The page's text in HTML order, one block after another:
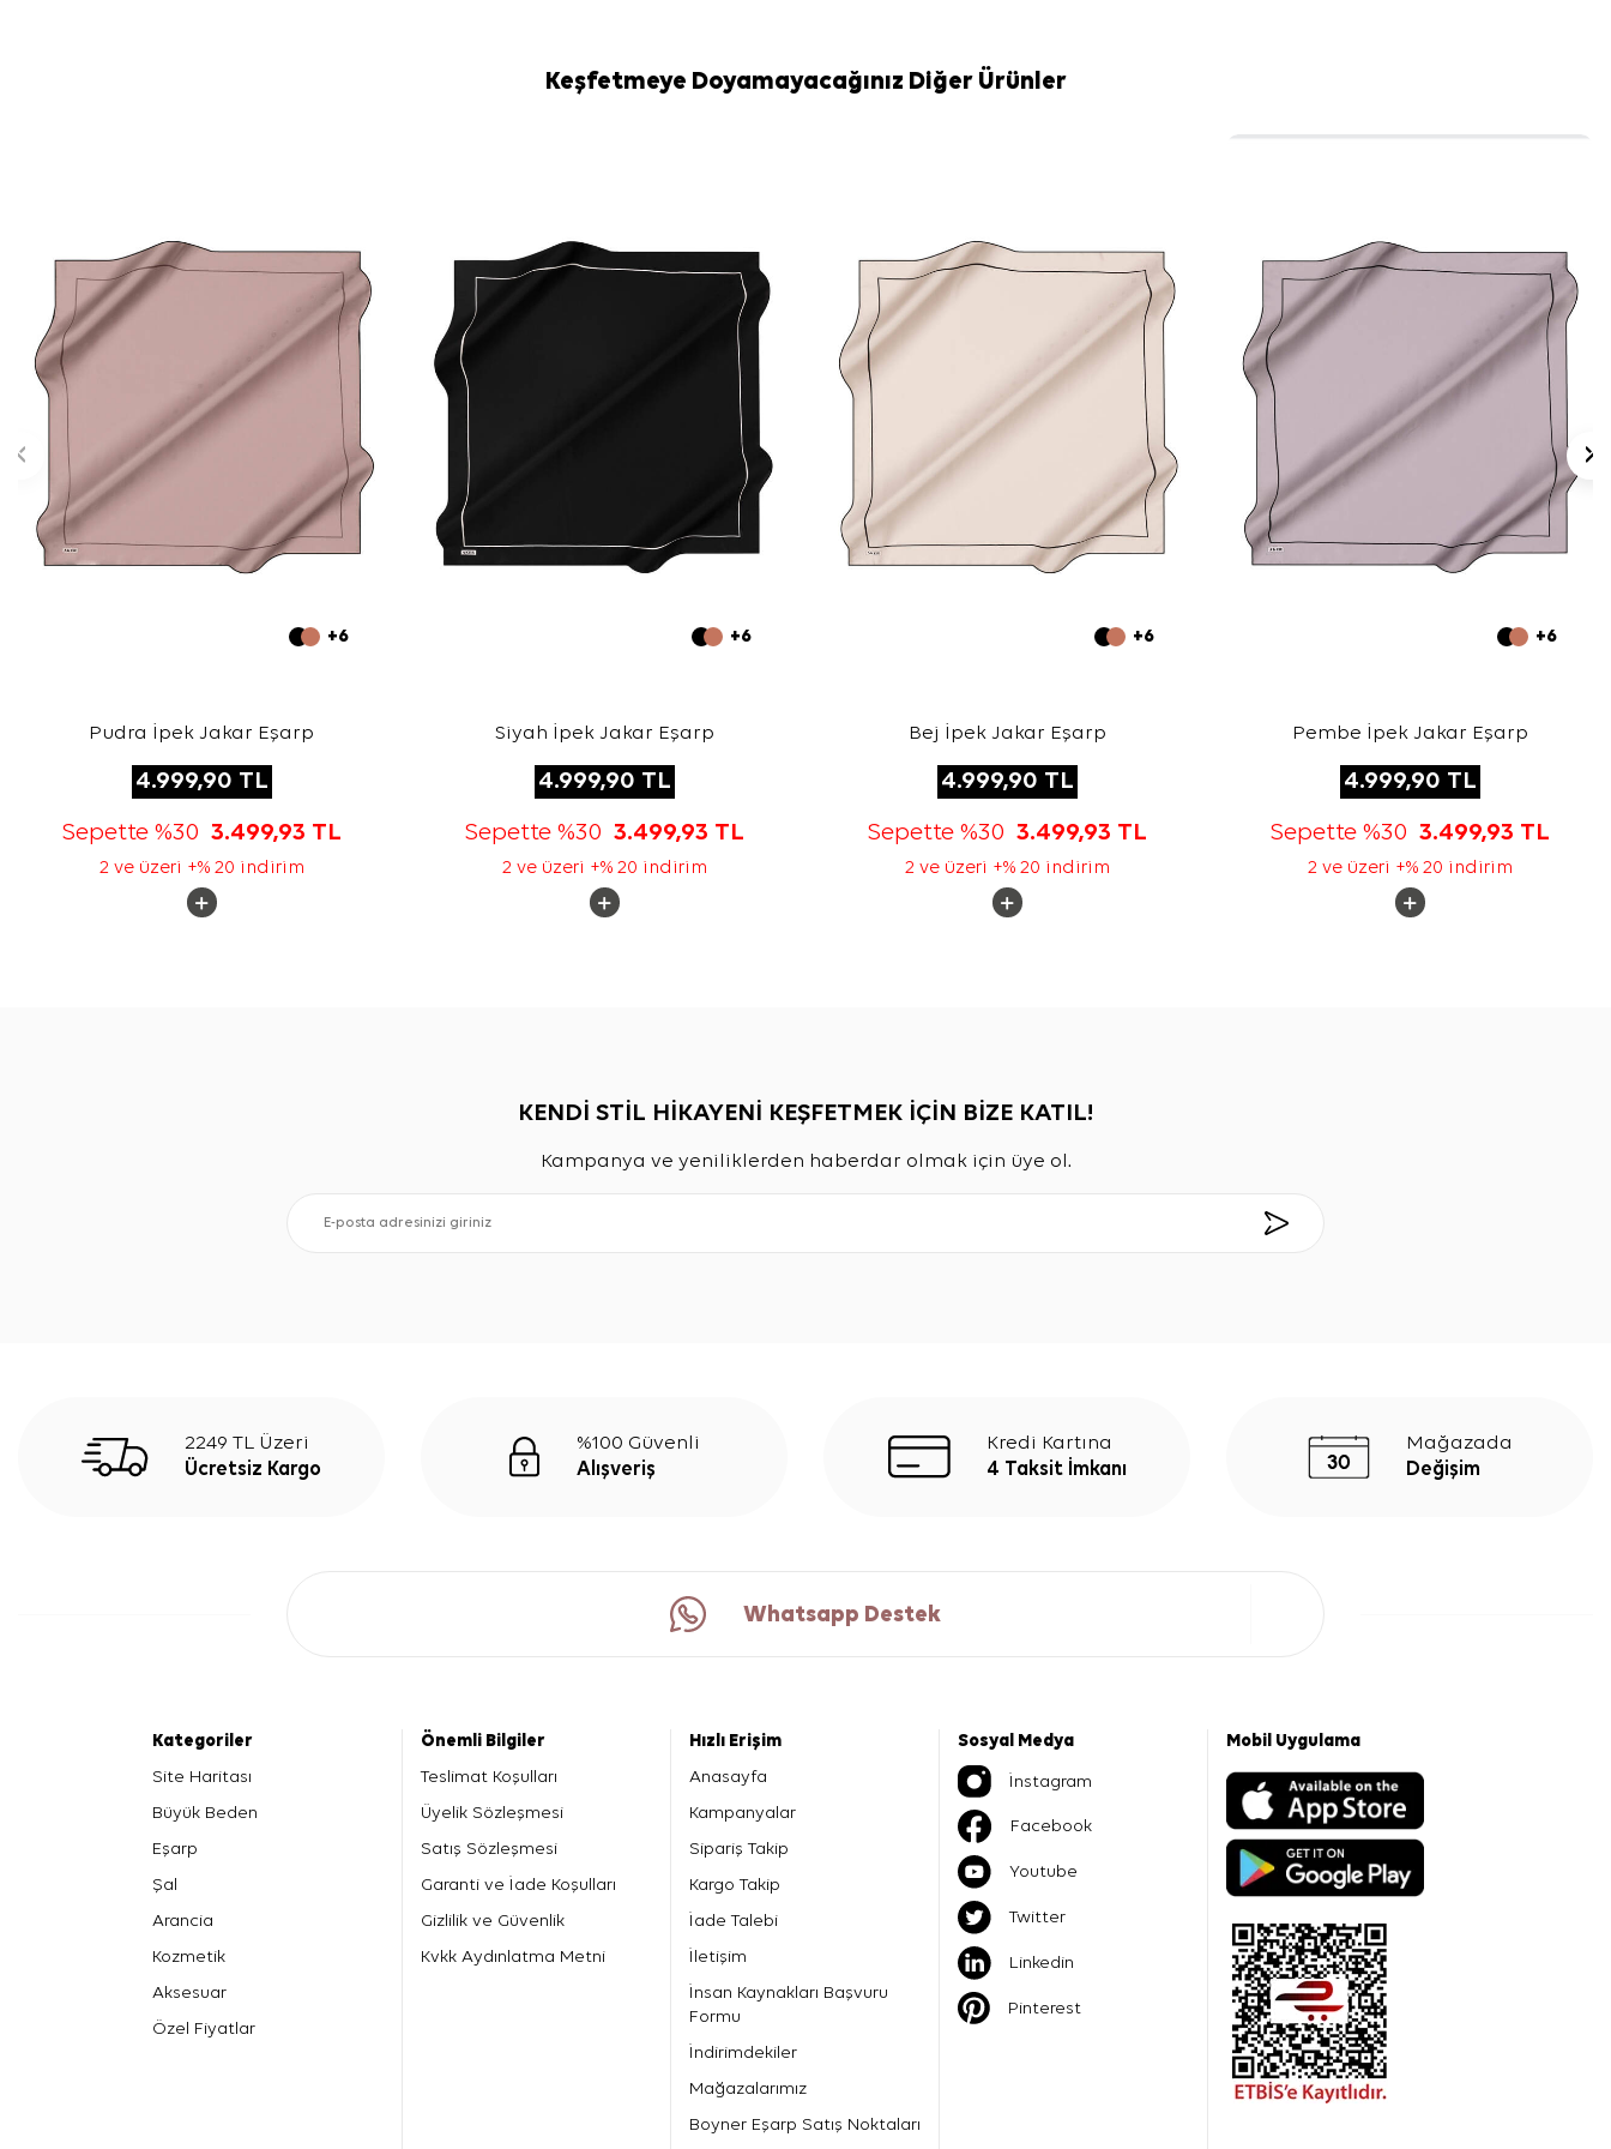
Yıkama ve bakım için ürün etiketindeki talimatları izleyiniz.
Bu ürün hangi kalite bilgisini taşır?
Desen ve renk görünümü nasıldır?
İpek krep saten eşarp nasıl kombinlenir?
Keşfetmeye Doyamayacağınız Diğer Ürünler
+6
Pudra İpek Jakar Eşarp
4.999,90 TL
Sepette %30 3.499,93 TL
2 ve üzeri +% 20 indirim
+6
Siyah İpek Jakar Eşarp
4.999,90 TL
Sepette %30 3.499,93 TL
2 ve üzeri +% 20 indirim
+6
Bej İpek Jakar Eşarp
4.999,90 TL
Sepette %30 3.499,93 TL
2 ve üzeri +% 20 indirim
+6
Pembe İpek Jakar Eşarp
4.999,90 TL
Sepette %30 3.499,93 TL
2 ve üzeri +% 20 indirim
KENDİ STİL HİKAYENİ KEŞFETMEK İÇİN BİZE KATIL!
Kampanya ve yeniliklerden haberdar olmak için üye ol.
2249 TL Üzeri
Ücretsiz Kargo
%100 Güvenli
Alışveriş
Kredi Kartına
4 Taksit İmkanı
Mağazada
Değişim
Whatsapp Destek
Kategoriler
Site Haritası
Büyük Beden
Eşarp
Şal
Arancia
Kozmetik
Aksesuar
Özel Fiyatlar
Önemli Bilgiler
Teslimat Koşulları
Üyelik Sözleşmesi
Satış Sözleşmesi
Garanti ve İade Koşulları
Gizlilik ve Güvenlik
Kvkk Aydınlatma Metni
Hızlı Erişim
Anasayfa
Kampanyalar
Sipariş Takip
Kargo Takip
İade Talebi
İletişim
İnsan Kaynakları Başvuru
Formu
İndirimdekiler
Mağazalarımız
Boyner Eşarp Satış Noktaları
Sosyal Medya
İnstagram
Facebook
Youtube
Twitter
Linkedin
Pinterest
Mobil Uygulama